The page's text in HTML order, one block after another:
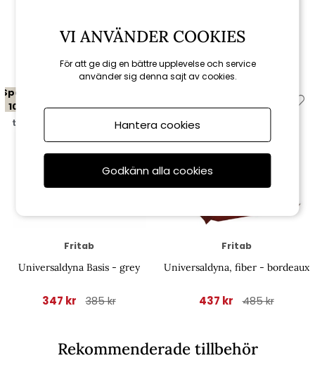
Relaterade produkter
Spara
10%
till 16/8
Fritab
Universaldyna Basis - grey
347 kr 385 kr
10%
till 16/8
Fritab
Universaldyna, fiber - bordeaux
437 kr 485 kr
Rekommenderade tillbehör
VI ANVÄNDER COOKIES
För att ge dig en bättre upplevelse och service
använder sig denna sajt av cookies.
Hantera cookies
Godkänn alla cookies